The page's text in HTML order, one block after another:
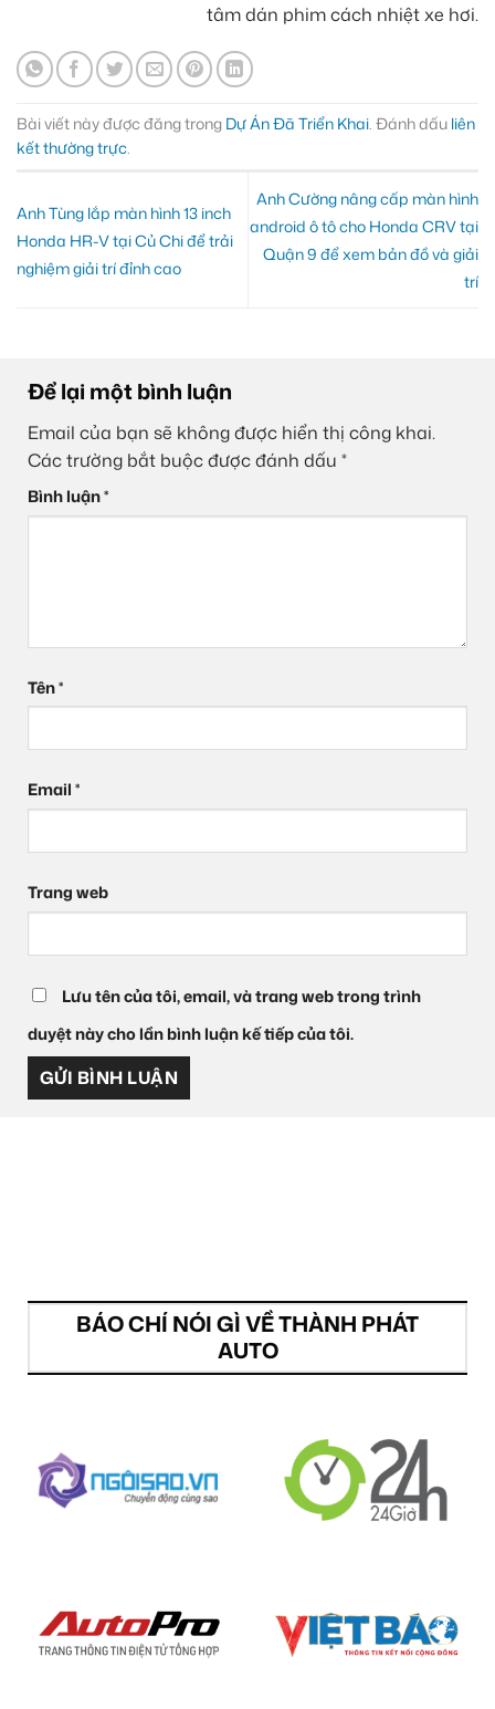
tâm dán phim cách nhiệt xe hơi.
Bài viết này được đăng trong Dự Án Đã Triển Khai . Đánh dấu liên
kết thường trực
Anh Tùng lắp màn hình 13 inch
Honda HR-V tại Củ Chi để trải
nghiệm giải trí đỉnh cao
Anh Cường nâng cấp màn hình
android ô tô cho Honda CRV tại
Quận 9 để xem bản đồ và giải
trí
Để lại một bình luận
Email của bạn sẽ không được hiển thị công khai.
Các trường bắt buộc được đánh dấu *
Bình luận*
Tên*
Email*
Trang web
Lưu tên của tôi, email, và trang web trong trình
duyệt này cho lần bình luận kế tiếp của tôi.
BÁO CHÍ NÓI GÌ VỀ THÀNH PHÁT
AUTO